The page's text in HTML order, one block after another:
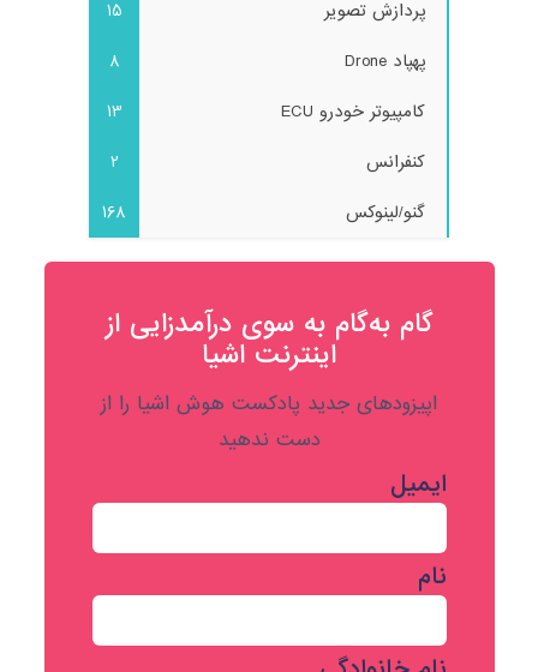
پردازش تصویر
15
پهپاد Drone
8
کامپیوتر خودرو ECU
13
کنفرانس
2
گنو/لینوکس
168
گام به‌گام به‌ سوی درآمدزایی از
اینترنت اشیا
اپیزودهای جدید پادکست هوش اشیا را از
دست ندهید
ایمیل
نام